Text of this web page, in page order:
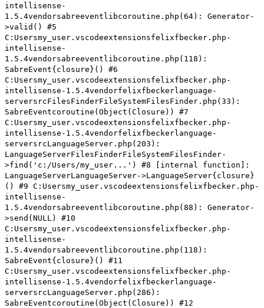
intellisense-
1.5.4vendorsabreeventlibcoroutine.php(64): Generator-
>valid() #5
C:Usersmy_user.vscodeextensionsfelixfbecker.php-
intellisense-
1.5.4vendorsabreeventlibcoroutine.php(118):
SabreEvent{closure}() #6
C:Usersmy_user.vscodeextensionsfelixfbecker.php-
intellisense-1.5.4vendorfelixfbeckerlanguage-
serversrcFilesFinderFileSystemFilesFinder.php(33):
SabreEventcoroutine(Object(Closure)) #7
C:Usersmy_user.vscodeextensionsfelixfbecker.php-
intellisense-1.5.4vendorfelixfbeckerlanguage-
serversrcLanguageServer.php(203):
LanguageServerFilesFinderFileSystemFilesFinder-
>find('c:/Users/my_user...') #8 [internal function]:
LanguageServerLanguageServer->LanguageServer{closure}
() #9 C:Usersmy_user.vscodeextensionsfelixfbecker.php-
intellisense-
1.5.4vendorsabreeventlibcoroutine.php(88): Generator-
>send(NULL) #10
C:Usersmy_user.vscodeextensionsfelixfbecker.php-
intellisense-
1.5.4vendorsabreeventlibcoroutine.php(118):
SabreEvent{closure}() #11
C:Usersmy_user.vscodeextensionsfelixfbecker.php-
intellisense-1.5.4vendorfelixfbeckerlanguage-
serversrcLanguageServer.php(286):
SabreEventcoroutine(Object(Closure)) #12